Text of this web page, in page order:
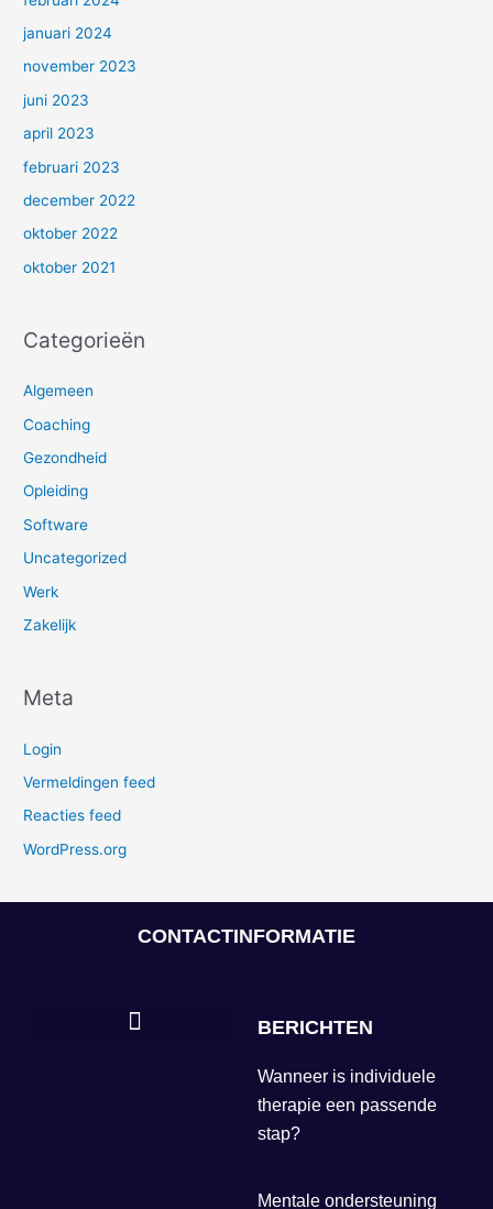
januari 2024
november 2023
juni 2023
april 2023
februari 2023
december 2022
oktober 2022
oktober 2021
Categorieën
Algemeen
Coaching
Gezondheid
Opleiding
Software
Uncategorized
Werk
Zakelijk
Meta
Login
Vermeldingen feed
Reacties feed
WordPress.org
CONTACTINFORMATIE
BERICHTEN
Wanneer is individuele
therapie een passende
stap?
Mentale ondersteuning